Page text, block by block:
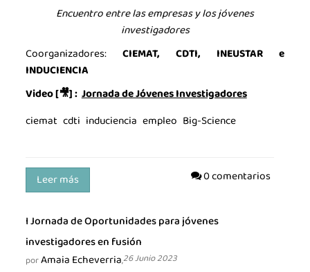
Encuentro entre las empresas y los jóvenes
investigadores
Coorganizadores:CIEMAT, CDTI, INEUSTAR e
INDUCIENCIA
Video [🎥]:Jornada de Jóvenes Investigadores
ciemat cdti induciencia empleo Big-Science
0 comentarios
Leer más
I Jornada de Oportunidades para jóvenes
investigadores en fusión
porAmaia Echeverria,26 Junio 2023